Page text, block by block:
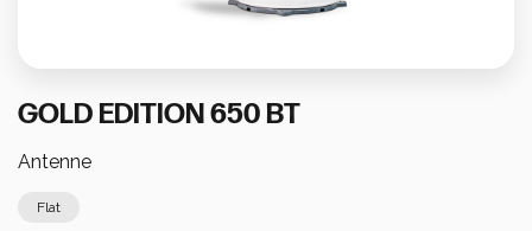
Calcola i tuoi consumi
GOLD EDITION 650 BT
Antenne
Flat